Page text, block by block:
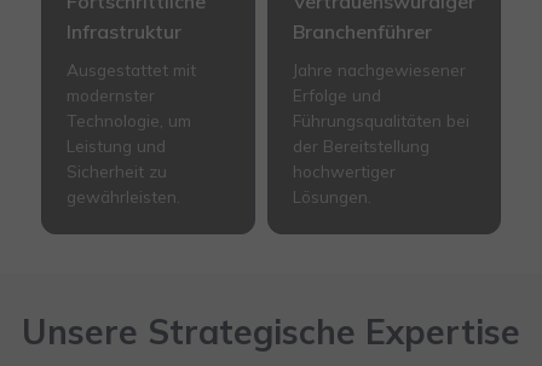
Infrastruktur
Ausgestattet mit
modernster
Technologie, um
Leistung und
Sicherheit zu
gewährleisten.
Branchenführer
Jahre nachgewiesener
Erfolge und
Führungsqualitäten bei
der Bereitstellung
hochwertiger
Lösungen.
Unsere Strategische Expertise